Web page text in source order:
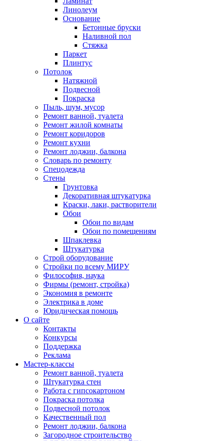
Линолеум
Основание
Бетонные бруски
Наливной пол
Стяжка
Паркет
Плинтус
Потолок
Натяжной
Подвесной
Покраска
Пыль, шум, мусор
Ремонт ванной, туалета
Ремонт жилой комнаты
Ремонт коридоров
Ремонт кухни
Ремонт лоджии, балкона
Словарь по ремонту
Спецодежда
Стены
Грунтовка
Декоративная штукатурка
Краски, лаки, растворители
Обои
Обои по видам
Обои по помещениям
Шпаклевка
Штукатурка
Строй оборудование
Стройки по всему МИРУ
Философия, наука
Фирмы (ремонт, стройка)
Экономия в ремонте
Электрика в доме
Юридическая помощь
О сайте
Контакты
Конкурсы
Поддержка
Реклама
Мастер-классы
Ремонт ванной, туалета
Штукатурка стен
Работа с гипсокартоном
Покраска потолка
Подвесной потолок
Качественный пол
Ремонт лоджии, балкона
Загородное строительство